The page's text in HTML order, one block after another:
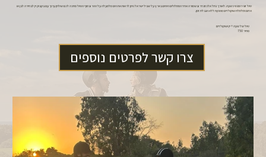
טיול זוגי רומנטי כשעה. לאורך נחל אלכסנדר ובשמורה אחד המסלולים היפים בארץ על שביל ישראל ניתן לראות את הים מלמעלה על ההר ובסוף הטיול מחכה לכם שולחן ערוך עם בקבוק יין לבחירה לבן או
אדום וסלסלת שוקולדים מפנקת ללא הגבלת זמן.
טיול של שעה + יין ושוקולדים
מחיר 750
צרו קשר לפרטים נוספים